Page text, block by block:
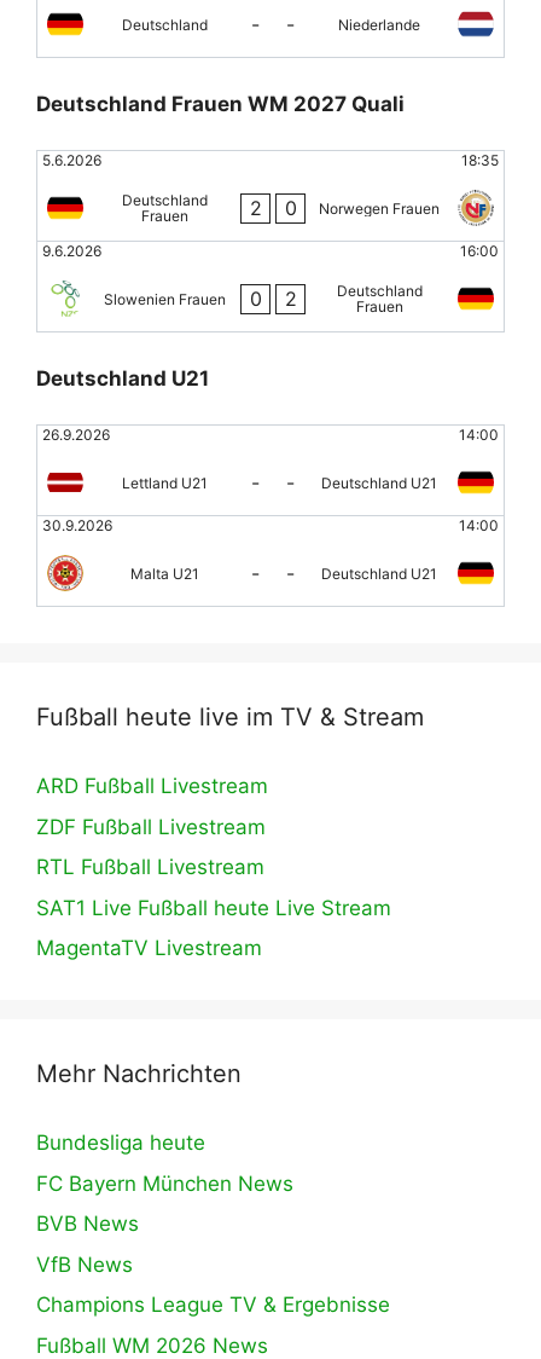
Deutschland - - Niederlande
Deutschland Frauen WM 2027 Quali
5.6.2026 18:35
Deutschland
Frauen
2 0 Norwegen Frauen
9.6.2026 16:00
Slowenien Frauen 0 2
Deutschland
Frauen
Deutschland U21
26.9.2026 14:00
Lettland U21 - - Deutschland U21
30.9.2026 14:00
Malta U21 - - Deutschland U21
Fußball heute live im TV & Stream
ARD Fußball Livestream
ZDF Fußball Livestream
RTL Fußball Livestream
SAT1 Live Fußball heute Live Stream
MagentaTV Livestream
Mehr Nachrichten
Bundesliga heute
FC Bayern München News
BVB News
VfB News
Champions League TV & Ergebnisse
Fußball WM 2026 News